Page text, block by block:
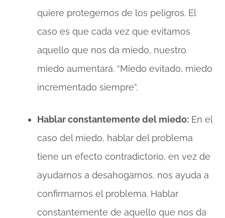
quiere protegernos de los peligros. El
caso es que cada vez que evitamos
aquello que nos da miedo, nuestro
miedo aumentará. “Miedo evitado, miedo
incrementado siempre”.
Hablar constantemente del miedo: En el
caso del miedo, hablar del problema
tiene un efecto contradictorio, en vez de
ayudarnos a desahogarnos, nos ayuda a
confirmarnos el problema. Hablar
constantemente de aquello que nos da